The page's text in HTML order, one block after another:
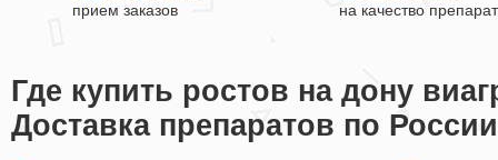
прием заказов на качество
Где купить ростов на дону
Доставка препаратов по России